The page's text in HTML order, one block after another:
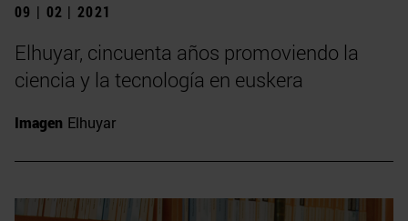
09 | 02 | 2021
Elhuyar, cincuenta años promoviendo la
ciencia y la tecnología en euskera
Imagen Elhuyar